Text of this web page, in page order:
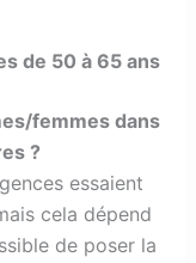
de 50 à 65 ans
femmes dans
?
essaient
cela dépend
de poser la